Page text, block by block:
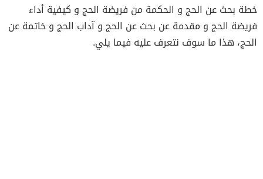
خطة بحث عن الحج و الحكمة من فريضة الحج و كيفية أداء
فريضة الحج و مقدمة عن بحث عن الحج و آداب الحج و خاتمة عن
الحج، هذا ما سوف نتعرف عليه فيما يلي.